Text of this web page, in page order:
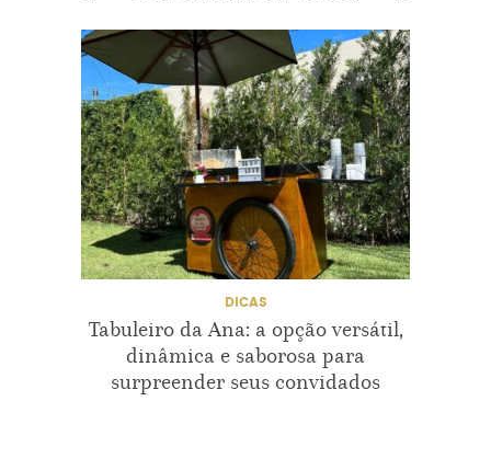
CASAMENTOEMSALVADOR
CASAMENTOREAL
CASANDOCOMAMOR
CUIDADOSDONOIVO NOIVO
PADRINHOSDECASAMENTO
TRAJEDONOIVO
TRAJEDOSPADRINHOS
DICAS
Tabuleiro da Ana: a opção versátil,
dinâmica e saborosa para
surpreender seus convidados